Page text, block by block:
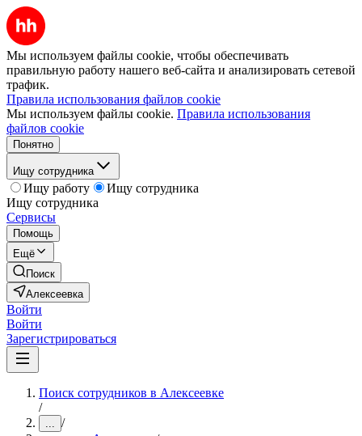
Мы используем файлы cookie, чтобы обеспечивать
правильную работу нашего веб-сайта и анализировать сетевой
трафик.
Правила использования файлов cookie
Мы используем файлы cookie. Правила использования
файлов cookie
Понятно
Ищу сотрудника
Ищу работу
Ищу сотрудника
Ищу сотрудника
Сервисы
Помощь
Ещё
Поиск
Алексеевка
Войти
Войти
Зарегистрироваться
Поиск сотрудников в Алексеевке
/
... /